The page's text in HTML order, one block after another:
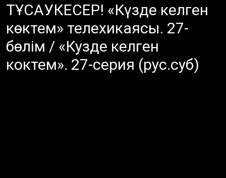
ТҰСАУКЕСЕР! «Күзде келген
көктем» телехикаясы. 27-
бөлім / «Кузде келген
коктем». 27-серия (рус.суб)